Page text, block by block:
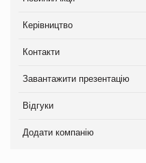
Керівництво
Контакти
Завантажити презентацію
Відгуки
Додати компанію